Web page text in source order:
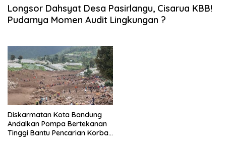
Longsor Dahsyat Desa Pasirlangu, Cisarua KBB!
Pudarnya Momen Audit Lingkungan ?
Diskarmatan Kota Bandung
Andalkan Pompa Bertekanan
Tinggi Bantu Pencarian Korban